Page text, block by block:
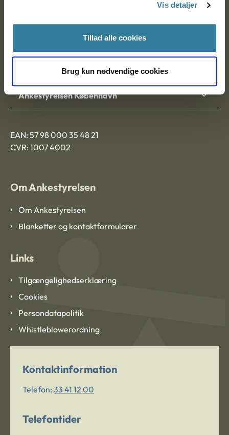
Vis detaljer
Tillad alle cookies
Brug kun nødvendige cookies
9000 Aalborg
Ankestyrelsen København
EAN: 57 98 000 35 48 21
CVR: 1007 4002
Om Ankestyrelsen
Om Ankestyrelsen
Blanketter og kontaktformularer
Links
Tilgængelighedserklæring
Cookies
Persondatapolitik
Whistleblowerordning
Kontaktinformation
Telefon: 33 41 12 00
Telefontider